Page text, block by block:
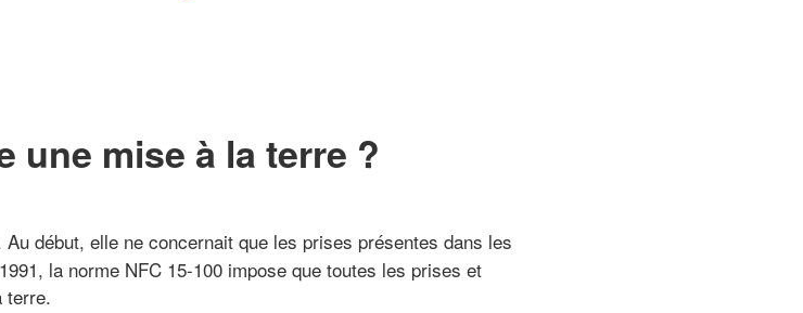
une mise à la terre ?
Au début, elle ne concernait que les prises présentes dans les
la norme NFC 15-100 impose que toutes les prises et
terre.